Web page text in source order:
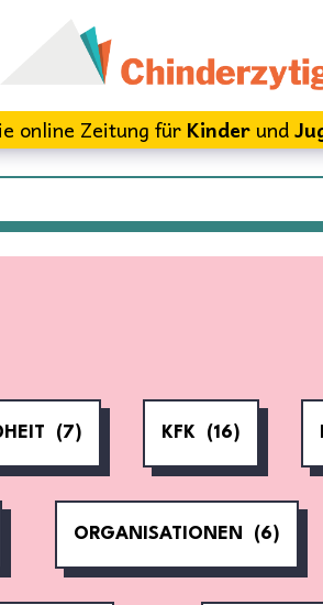
online Zeitung für Kinderund
(7) KFK (16)
ORGANISATIONEN (6)